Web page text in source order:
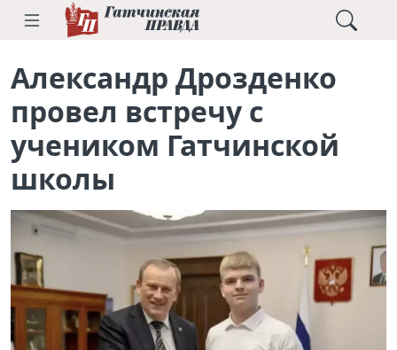
Александр Дрозденко
провел встречу с
учеником Гатчинской
школы